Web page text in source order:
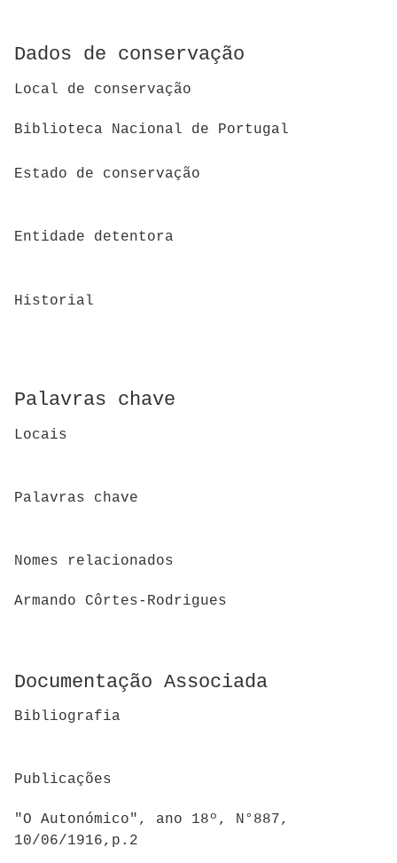
Dados de conservação
Local de conservação
Biblioteca Nacional de Portugal
Estado de conservação
Entidade detentora
Historial
Palavras chave
Locais
Palavras chave
Nomes relacionados
Armando Côrtes-Rodrigues
Documentação Associada
Bibliografia
Publicações
"O Autonómico", ano 18º, N°887,
10/06/1916,p.2